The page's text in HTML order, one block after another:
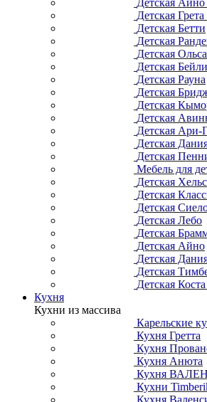
Детская
Детская Бетти
Детская
Детская
Детская Бейли
Детская Рауна
Детская
Детская
Детская
Детская Ари-
Детская
Детская
Мебель для
Детская
Детская
Детская
Детская Лебо
Детская
Детская Айно
Детская
Детская
Детская
Кухня
Кухни из массива
Карельские
Кухня Гретта
Кухня
Кухня Анюта
Кухня
Кухни
Кухня